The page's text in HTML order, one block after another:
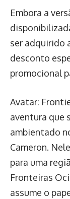
Embora a
ser adquirido
desconto
promocional
Avatar:
aventura que
ambientado
Cameron.
para uma
Fronteiras
assume o